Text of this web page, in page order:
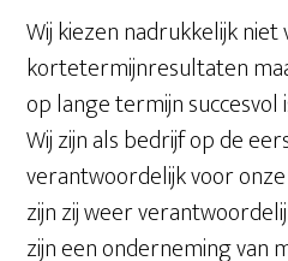
Wij kiezen nadrukkelijk niet
kortetermijnresultaten
op lange termijn
Wij zijn als bedrijf op de
verantwoordelijk voor
zijn zij weer
zijn een onderneming van